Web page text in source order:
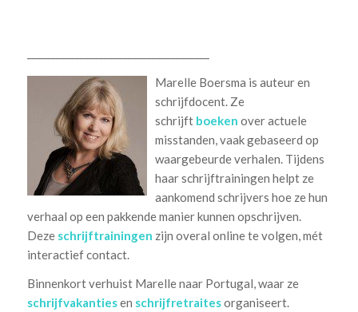
Marelle Boersma is auteur en
schrijfdocent. Ze
schrijft boeken over actuele
misstanden, vaak gebaseerd op
waargebeurde verhalen. Tijdens
haar schrijftrainingen helpt ze
aankomend schrijvers hoe ze hun
verhaal op een pakkende manier kunnen opschrijven.
Deze schrijftrainingen zijn overal online te volgen, mét
interactief contact.
Binnenkort verhuist Marelle naar Portugal, waar ze
schrijfvakantiesen schrijfretraitesorganiseert.